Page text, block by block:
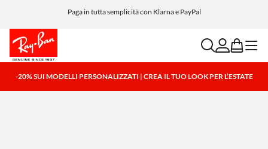
Paga in tutta semplicità con Klarna e PayPal
searchaccount
bag menu
-20% SUI MODELLI PERSONALIZZATI | CREA IL TUO LOOK PER L’ESTATE